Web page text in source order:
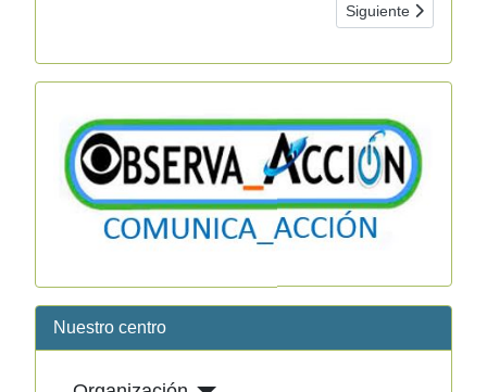
Nuestro centro
Artículo siguiente:
Siguiente